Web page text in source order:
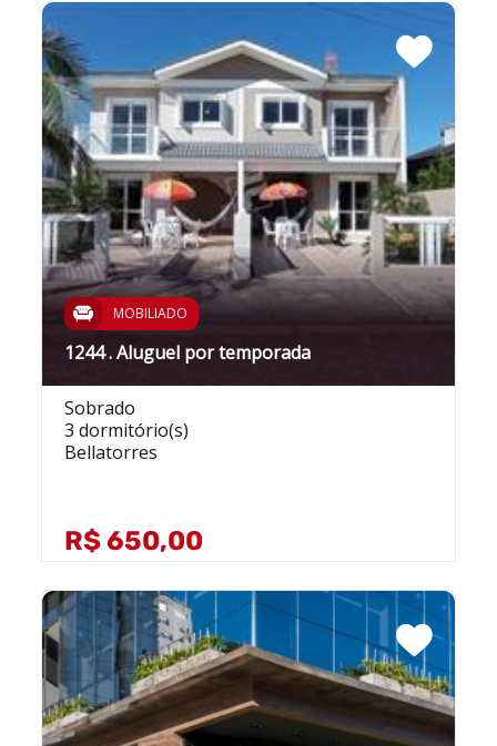
MOBILIADO
1244 . Aluguel por temporada
Sobrado
3 dormitório(s)
Bellatorres
R$ 650,00